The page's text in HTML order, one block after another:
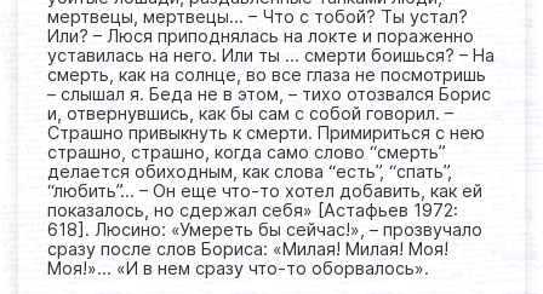
мертвецы, мертвецы… – Что с тобой? Ты устал?
Или? – Люся приподнялась на локте и пораженно
уставилась на него. Или ты … смерти боишься? – На
смерть, как на солнце, во все глаза не посмотришь
– слышал я. Беда не в этом, – тихо отозвался Борис
и, отвернувшись, как бы сам с собой говорил. –
Страшно привыкнуть к смерти. Примириться с нею
страшно, страшно, когда само слово “смерть”
делается обиходным, как слова “есть”, “спать”,
“любить”… – Он еще что-то хотел добавить, как ей
показалось, но сдержал себя» [Астафьев 1972:
618]. Люсино: «Умереть бы сейчас!», – прозвучало
сразу после слов Бориса: «Милая! Милая! Моя!
Моя!»… «И в нем сразу что-то оборвалось».